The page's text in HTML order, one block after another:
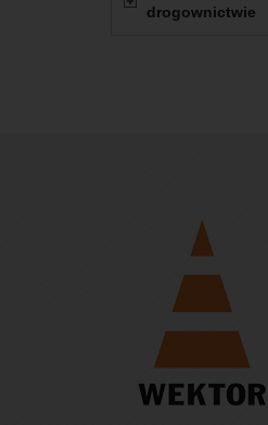
drogownictwie